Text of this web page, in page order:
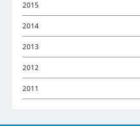
2015
2014
2013
2012
2011